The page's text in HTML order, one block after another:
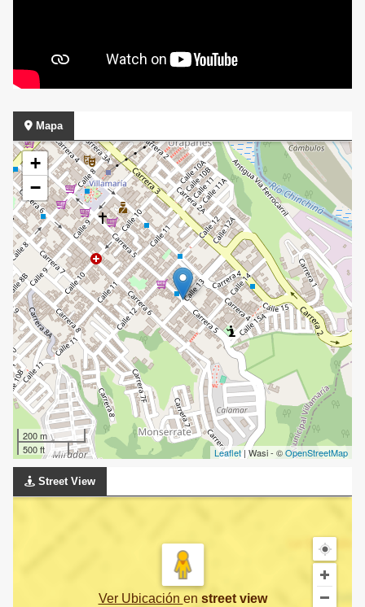
Mapa
+
−
200 m
500 ft
Leaflet| Wasi - ©OpenStreetMap
Street View
Ver Ubicación en street view